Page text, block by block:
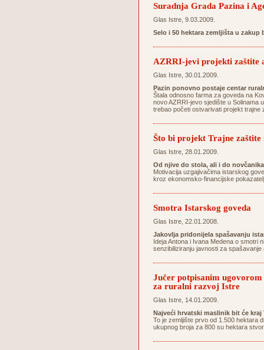
Suradnja Grada Pazina i
Glas Istre, 9.03.2009.
Selo i 50 hektara zemljišta u zakup
AZRRI-jevi projekti zaštite
Glas Istre, 30.01.2009.
Pazin ponovno postaje centar
Štala odnosno farma za goveda na
novo AZRRI-jevo sjedište u Solinama
trebao početi ostvarivati projekt trajne
Što bi projekt Trajne
Glas Istre, 28.01.2009.
Od njive do stola, ali i do novčanika
Motivacija uzgajivačima istarskog
kroz ekonomsko-financijske
Smotra Istarskog goveda
Glas Istre, 22.01.2008.
Jakovlja pridonijela spašavanju
Ideja Antona i Ivana Medena o smotri
senzibiliziranju javnosti za
Jučer potpisanim
za ruralni razvoj Istre
Glas Istre, 14.01.2009.
Najveći hrvatski maslinik bit će kraj
To je zemljište prvo od 1.500 hektara
ukupnog broja za 800 su hektara